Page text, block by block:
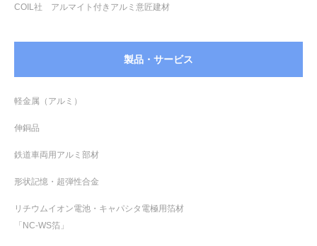
COIL社 アルマイト付きアルミ意匠建材
製品・サービス
軽金属（アルミ）
伸銅品
鉄道車両用アルミ部材
形状記憶・超弾性合金
リチウムイオン電池・キャパシタ電極用箔材
「NC-WS箔」